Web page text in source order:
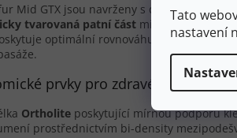
Tato
nastavení
Mid GTX jsou navrženy s důrazem na
tvarovaná patní část minimalizuje
optimální rovnováhu mezi
prvky pro zdravé nohy v
Ortholite poskytující mírnou podporu
prostřednictvím bi-density